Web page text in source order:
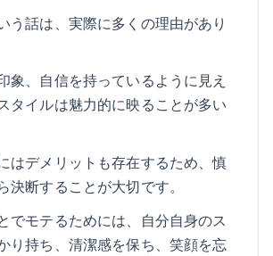
う話は、実際に多くの理由があり
象、自信を持っているように見え
タイルは魅力的に映ることが多い
はデメリットも存在するため、慎
決断することが大切です。
でモテるためには、自分自身のス
り持ち、清潔感を保ち、笑顔を忘